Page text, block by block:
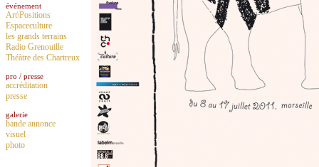
événement
Art\Positions
Espaceculture
les grands terrains
Radio Grenouille
Théàtre des Chartreux
pro / presse
accréditation
presse
galerie
bande annonce
visuel
photo